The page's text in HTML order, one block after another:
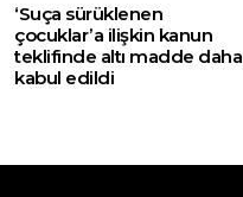
‘Suça sürüklenen
çocuklar’a ilişkin kanun
teklifinde altı madde daha
kabul edildi